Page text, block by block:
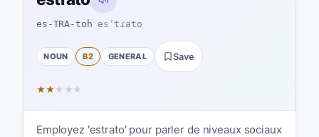
es-TRA-toh esˈtɾato
NOUN B2 GENERAL Save
★★ ★ ★ ★
Employez 'estrato' pour parler de niveaux sociaux